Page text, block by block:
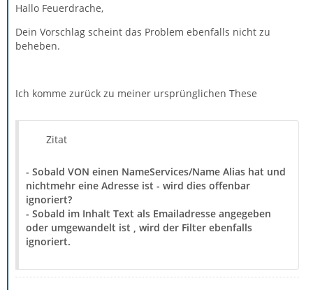
Hallo Feuerdrache,
Dein Vorschlag scheint das Problem ebenfalls nicht zu
beheben.
Ich komme zurück zu meiner ursprünglichen These
Zitat
- Sobald VON einen NameServices/Name Alias hat und
nichtmehr eine Adresse ist - wird dies offenbar
ignoriert?
- Sobald im Inhalt Text als Emailadresse angegeben
oder umgewandelt ist , wird der Filter ebenfalls
ignoriert.